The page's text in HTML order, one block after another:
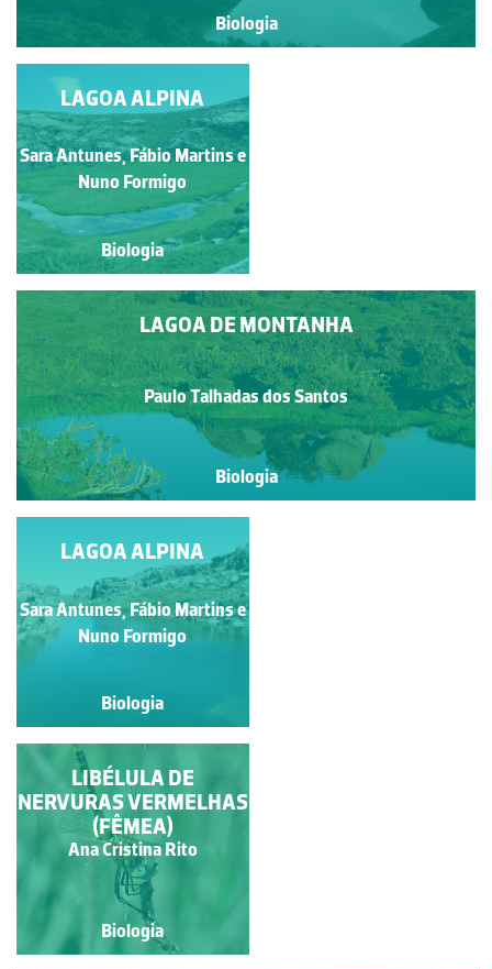
Biologia
LAGOA DAS SETE
CIDADES
Paulo Talhadas dos Santos
Biologia
LAGOA DE MONTANHA
Paulo Talhadas dos Santos
Biologia
LAGOA ALPINA
Sara Antunes, Fábio Martins e
Nuno Formigo
Biologia
LAGOA ALPINA
Sara Antunes, Fábio
Martins e Nuno Formigo
Biologia
LAGOA ALPINA
Sara Antunes, Fábio Martins e
Nuno Formigo
Biologia
LAGOA ALPINA
Sara Antunes, Fábio
Martins e Nuno Formigo
Biologia
LIBÉLULA DE
NERVURAS VERMELHAS
(FÊMEA)
Ana Cristina Rito
Biologia